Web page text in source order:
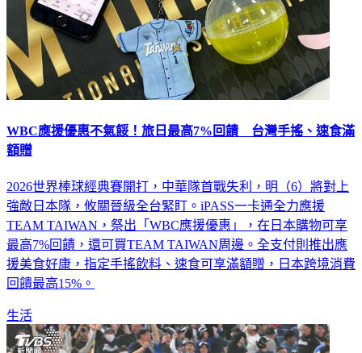
WBC應援優惠不氣餒！旅日最高7%回饋 台灣手搖、速食滿
額贈
2026世界棒球經典賽開打，中華隊首戰失利，明（6）將對上
強敵日本隊，攸關晉級全台緊盯。iPASS一卡通全力應援
TEAM TAIWAN，祭出「WBC應援優惠」，在日本購物可享
最高7%回饋，還可買TEAM TAIWAN周邊。全支付則推出應
援美食好康，指定手搖飲料、速食可享滿額贈，日本跨境消費
回饋最高15%。
生活